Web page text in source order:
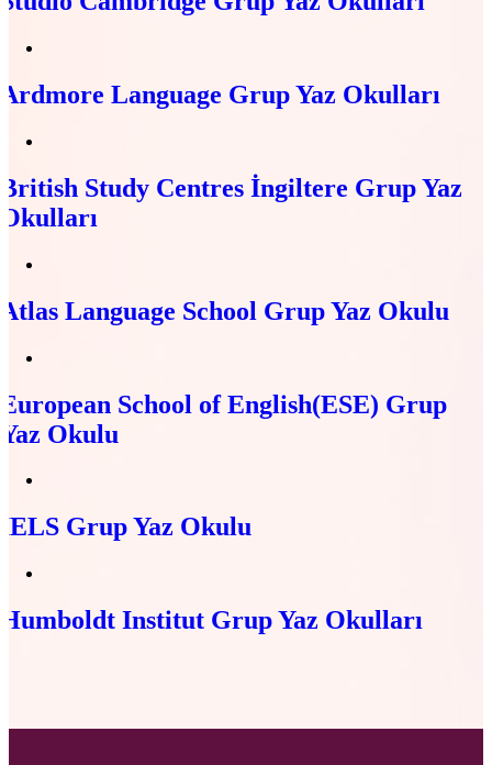
Ardmore Language Grup Yaz Okulları
British Study Centres İngiltere Grup Yaz
Okulları
Atlas Language School Grup Yaz Okulu
European School of English(ESE) Grup
Yaz Okulu
IELS Grup Yaz Okulu
Humboldt Institut Grup Yaz Okulları